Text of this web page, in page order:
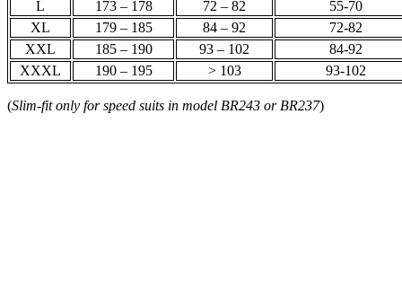
L
173 – 178 72 – 82
55-70
XL
179 – 185 84 – 92
72-82
XXL
185 – 190 93 – 102
84-92
XXXL
190 – 195 > 103 93-102
(Slim-fit only for speed suits in model BR243 or BR237)